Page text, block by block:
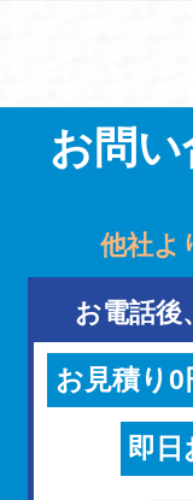
お問
他社よ
お電話後、
お見積り0
即日